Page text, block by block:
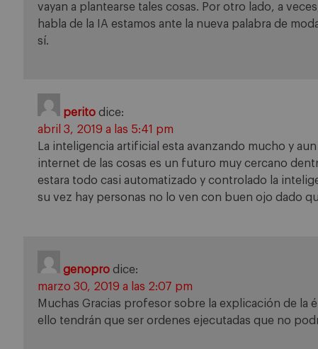
vayan a plantearse tales cosas. Por otro lado, a
habla de la IA estamos ante la nueva palabra de
sí.
perito dice:
abril 3, 2019 a las 5:41 pm
La inteligencia artificial esta avanzando mucho y
internet de las cosas es un futuro muy cercano
estara todo casi automatizado y controlado la
su vez hay personas no lo ven con buen ojo dado
genopro dice:
marzo 30, 2019 a las 2:07 pm
Muchas Gracias profesor sobre la explicación de la
ello tendrán que ser ordenes ejecutadas que no